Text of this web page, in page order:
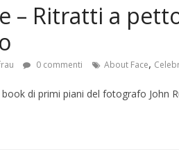
– Ritratti a
0 commenti About Face,
book di primi piani del fotografo John